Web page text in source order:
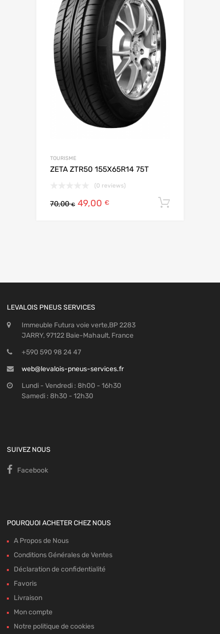
TOURISME
ZETA ZTR50 155X65R14 75T
(0 reviews)
70,00€ 49,00 €
LEVALOIS PNEUS SERVICES
Immeuble Futura voie verte,BP 2283
JARRY, 97122 Baie-Mahault, France
+590 590 98 24 47
web@levalois-pneus-services.fr
Lundi - Vendredi : 8h00 - 16h30
Samedi : 8h30 - 12h30
SUIVEZ NOUS
Facebook
POURQUOI ACHETER CHEZ NOUS
A Propos de Nous
Conditions Générales de Ventes
Déclaration de confidentialité
Favoris
Livraison
Mon compte
Notre politique de cookies